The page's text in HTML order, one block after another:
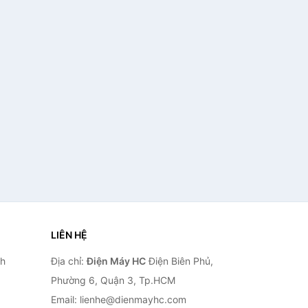
LIÊN HỆ
Địa chỉ:Điện Máy HCĐiện Biên Phủ,
Phường 6, Quận 3, Tp.HCM
Email: lienhe@dienmayhc.com